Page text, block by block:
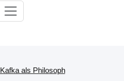
Kafka als Philosoph